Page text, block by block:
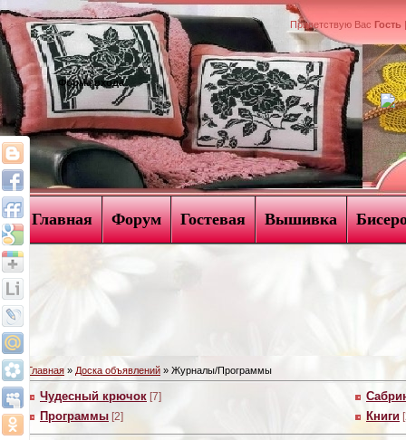
Форма входа
Приветствую Вас Гость
Главная Форум Гостевая Вышивка
Главная » Доска объявлений » Журналы/Программы
Чудесный крючок [7]
Программы [2] Книги